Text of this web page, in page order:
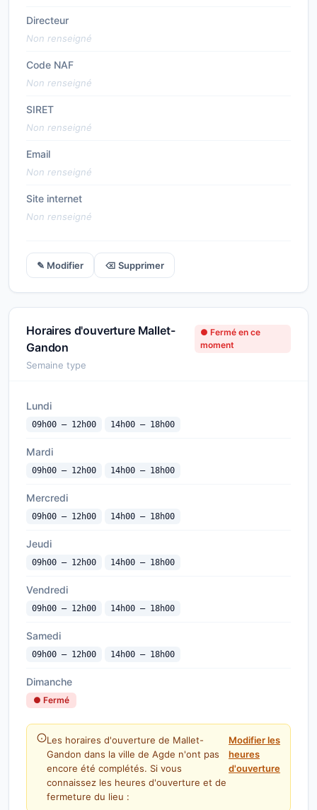
Directeur
Non renseigné
Code NAF
Non renseigné
SIRET
Non renseigné
Email
Non renseigné
Site internet
Non renseigné
✎ Modifier ⌫ Supprimer
Horaires d'ouverture Mallet-
Gandon
● Fermé en ce
moment
Semaine type
Lundi
09h00 — 12h00 14h00 — 18h00
Mardi
09h00 — 12h00 14h00 — 18h00
Mercredi
09h00 — 12h00 14h00 — 18h00
Jeudi
09h00 — 12h00 14h00 — 18h00
Vendredi
09h00 — 12h00 14h00 — 18h00
Samedi
09h00 — 12h00 14h00 — 18h00
Dimanche
● Fermé
Les horaires d'ouverture de Mallet-
Gandon dans la ville de Agde n'ont pas
encore été complétés. Si vous
connaissez les heures d'ouverture et de
fermeture du lieu :
Modifier les
heures
d'ouverture